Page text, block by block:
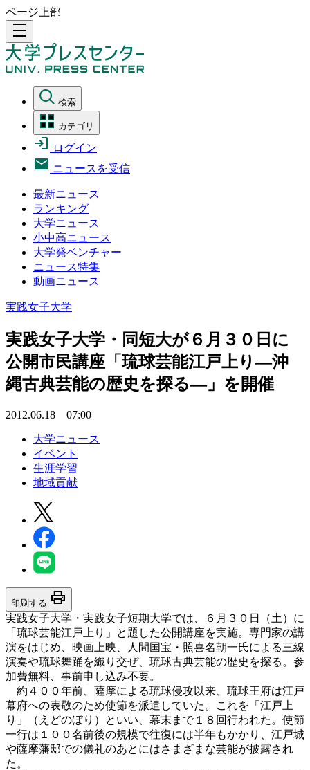
ページ上部
density_medium
検索
カテゴリ
ログイン
ニュースを受信
最新ニュース
ランキング
大学ニュース
小中高ニュース
大学発ベンチャー
ニュース特集
動画ニュース
実践女子大学
実践女子大学・同短大が６月３０日に
公開市民講座「琉球芸能江戸上り―沖
縄古典芸能の歴史を探る―」を開催
2012.06.18 07:00
大学ニュース
イベント
生涯学習
地域貢献
印刷する print
実践女子大学・実践女子短期大学では、６月３０日（土）に
「琉球芸能江戸上り」と題した公開講座を実施。専門家の講
演をはじめ、映画上映、人間国宝・照喜名朝一氏による三線
演奏や琉球舞踊を織り交ぜ、琉球古典芸能の歴史を探る。参
加費無料、事前申し込み不要。
約４００年前、薩摩による琉球侵攻以来、琉球王府は江戸
幕府への表敬のため使節を派遣していた。これを「江戸上
り」（えどのぼり）といい、幕末まで１８回行われた。使節
一行は１００名前後の規模で往復には半年もかかり、江戸城
や薩摩藩邸での儀礼のあとにはさまざまな芸能が披露され
た。